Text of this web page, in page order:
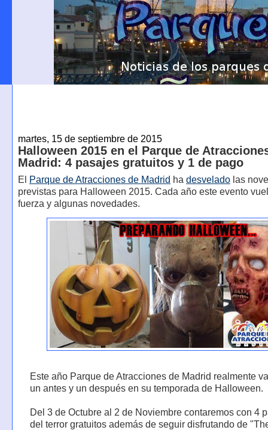
martes, 15 de septiembre de 2015
Halloween 2015 en el Parque de
Madrid: 4 pasajes gratuitos y 1 de pago
El Parque de Atracciones de Madrid ha desveladolas
previstas para Halloween 2015. Cada año este evento
fuerza y algunas novedades.
Este año Parque de Atracciones de Madrid realmente
un antes y un después en su temporada de Halloween.
Del 3 de Octubre al 2 de Noviembre contaremos con 4
del terror‪ gratuitos‬ además de seguir disfrutando de